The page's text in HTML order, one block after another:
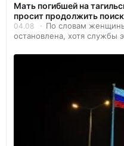
Мать погибшей на
просит продолжить
04.08
По словам
остановлена, хотя службы